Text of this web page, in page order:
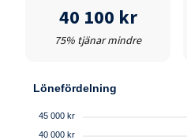
40 100 kr
75% tjänar mindre
Lönefördelning
45 000 kr
40 000 kr